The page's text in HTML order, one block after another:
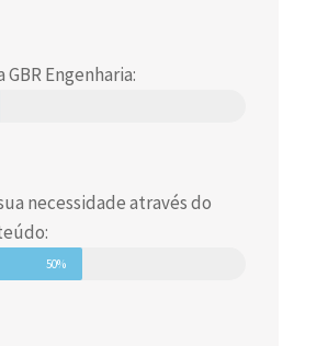
GBR Engenharia:
necessidade através do
50%